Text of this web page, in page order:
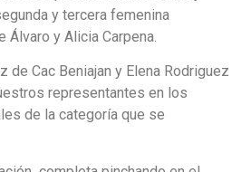
y tercera femenina
y Alicia Carpena.
de Cac Beniajan y Elena Rodriguez
representantes en los
de la categoría que se